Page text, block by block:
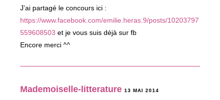
J’ai partagé le concours ici :
https://www.facebook.com/emilie.heras.9/posts/10203797
559608503 et je vous suis déjà sur fb
Encore merci ^^
Mademoiselle-litterature 13 MAI 2014